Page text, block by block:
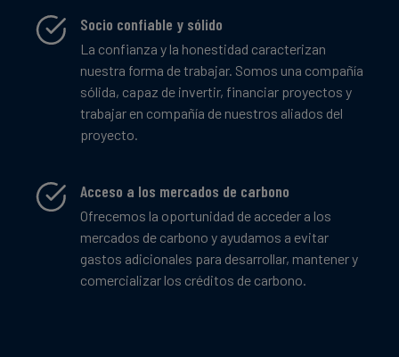
Socio confiable y sólido
La confianza y la honestidad caracterizan
nuestra forma de trabajar. Somos una compañía
sólida, capaz de invertir, financiar proyectos y
trabajar en compañía de nuestros aliados del
proyecto.
Acceso a los mercados de carbono
Ofrecemos la oportunidad de acceder a los
mercados de carbono y ayudamos a evitar
gastos adicionales para desarrollar, mantener y
comercializar los créditos de carbono.